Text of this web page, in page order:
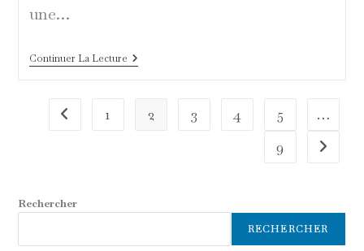
une…
Continuer La LectureLes
Direct
« C
Go to the previous page
1 2 3 4 5
…
9
Aller à
Rechercher
RECHERCHER